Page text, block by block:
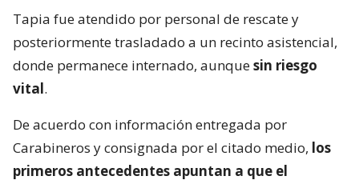
Tapia fue atendido por personal de rescate y
posteriormente trasladado a un recinto asistencial,
donde permanece internado, aunquesin riesgo
vital.
De acuerdo con información entregada por
Carabineros y consignada por el citado medio, los
primeros antecedentes apuntan a que el